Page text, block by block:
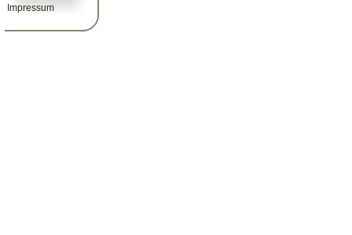
Impressum